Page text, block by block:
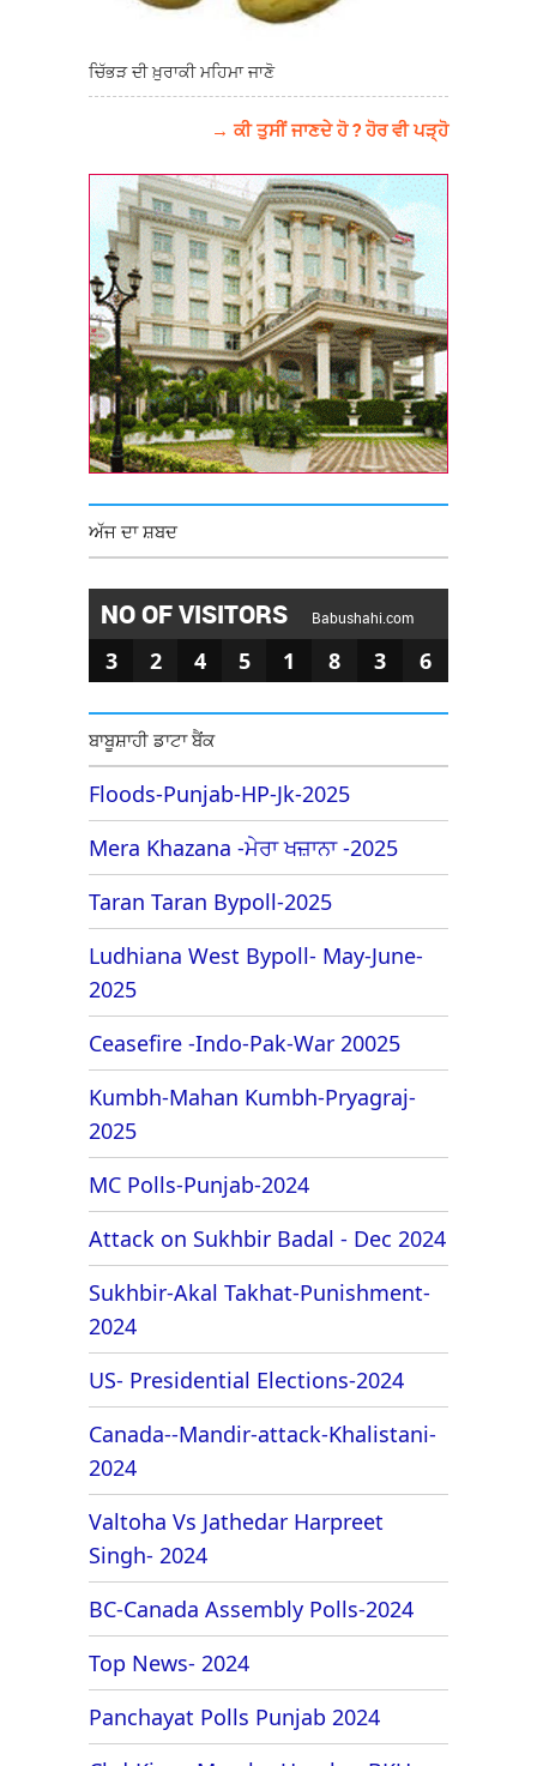
ਚਿੱਭੜ ਦੀ ਖ਼ੁਰਾਕੀ ਮਹਿਮਾ ਜਾਣੋ
→ ਕੀ ਤੁਸੀਂ ਜਾਣਦੇ ਹੋ ? ਹੋਰ ਵੀ ਪੜ੍ਹੋ
ਅੱਜ ਦਾ ਸ਼ਬਦ
NO OF VISITORS Babushahi.com
3 2 4 5 1 8 3 6
ਬਾਬੂਸ਼ਾਹੀ ਡਾਟਾ ਬੈਂਕ
Floods-Punjab-HP-Jk-2025
Mera Khazana -ਮੇਰਾ ਖਜ਼ਾਨਾ -2025
Taran Taran Bypoll-2025
Ludhiana West Bypoll- May-June-
2025
Ceasefire -Indo-Pak-War 20025
Kumbh-Mahan Kumbh-Pryagraj-
2025
MC Polls-Punjab-2024
Attack on Sukhbir Badal - Dec 2024
Sukhbir-Akal Takhat-Punishment-
2024
US- Presidential Elections-2024
Canada--Mandir-attack-Khalistani-
2024
Valtoha Vs Jathedar Harpreet
Singh- 2024
BC-Canada Assembly Polls-2024
Top News- 2024
Panchayat Polls Punjab 2024